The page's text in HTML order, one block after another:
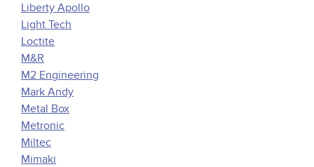
Liberty Apollo
Light Tech
Loctite
M&R
M2 Engineering
Mark Andy
Metal Box
Metronic
Miltec
Mimaki